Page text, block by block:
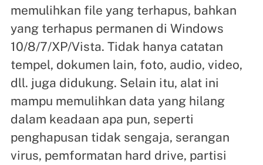
memulihkan file yang terhapus, bahkan
yang terhapus permanen di Windows
10/8/7/XP/Vista. Tidak hanya catatan
tempel, dokumen lain, foto, audio, video,
dll. juga didukung. Selain itu, alat ini
mampu memulihkan data yang hilang
dalam keadaan apa pun, seperti
penghapusan tidak sengaja, serangan
virus, pemformatan hard drive, partisi